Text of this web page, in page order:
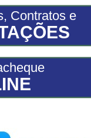
Contratos e